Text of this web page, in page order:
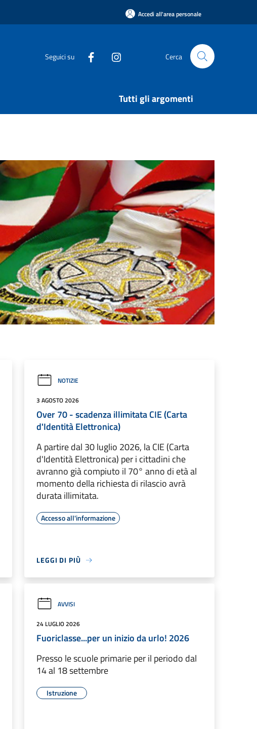
Accedi all'area personale
Seguici su Cerca
Tutti gli argomenti
NOTIZIE
3 AGOSTO 2026
Over 70 - scadenza illimitata CIE (Carta
d'Identità Elettronica)
A partire dal 30 luglio 2026, la CIE (Carta
d'Identità Elettronica) per i cittadini che
avranno già compiuto il 70° anno di età al
momento della richiesta di rilascio avrà
durata illimitata.
Accesso all'informazione
LEGGI DI PIÙ
AVVISI
24 LUGLIO 2026
Fuoriclasse...per un inizio da urlo! 2026
Presso le scuole primarie per il periodo dal
14 al 18 settembre
Istruzione